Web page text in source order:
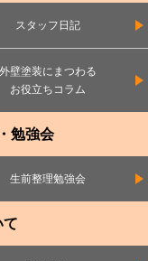
スタッフ日記
外壁塗装にまつわる
お役立ちコラム
勉強会
生前整理勉強会
て